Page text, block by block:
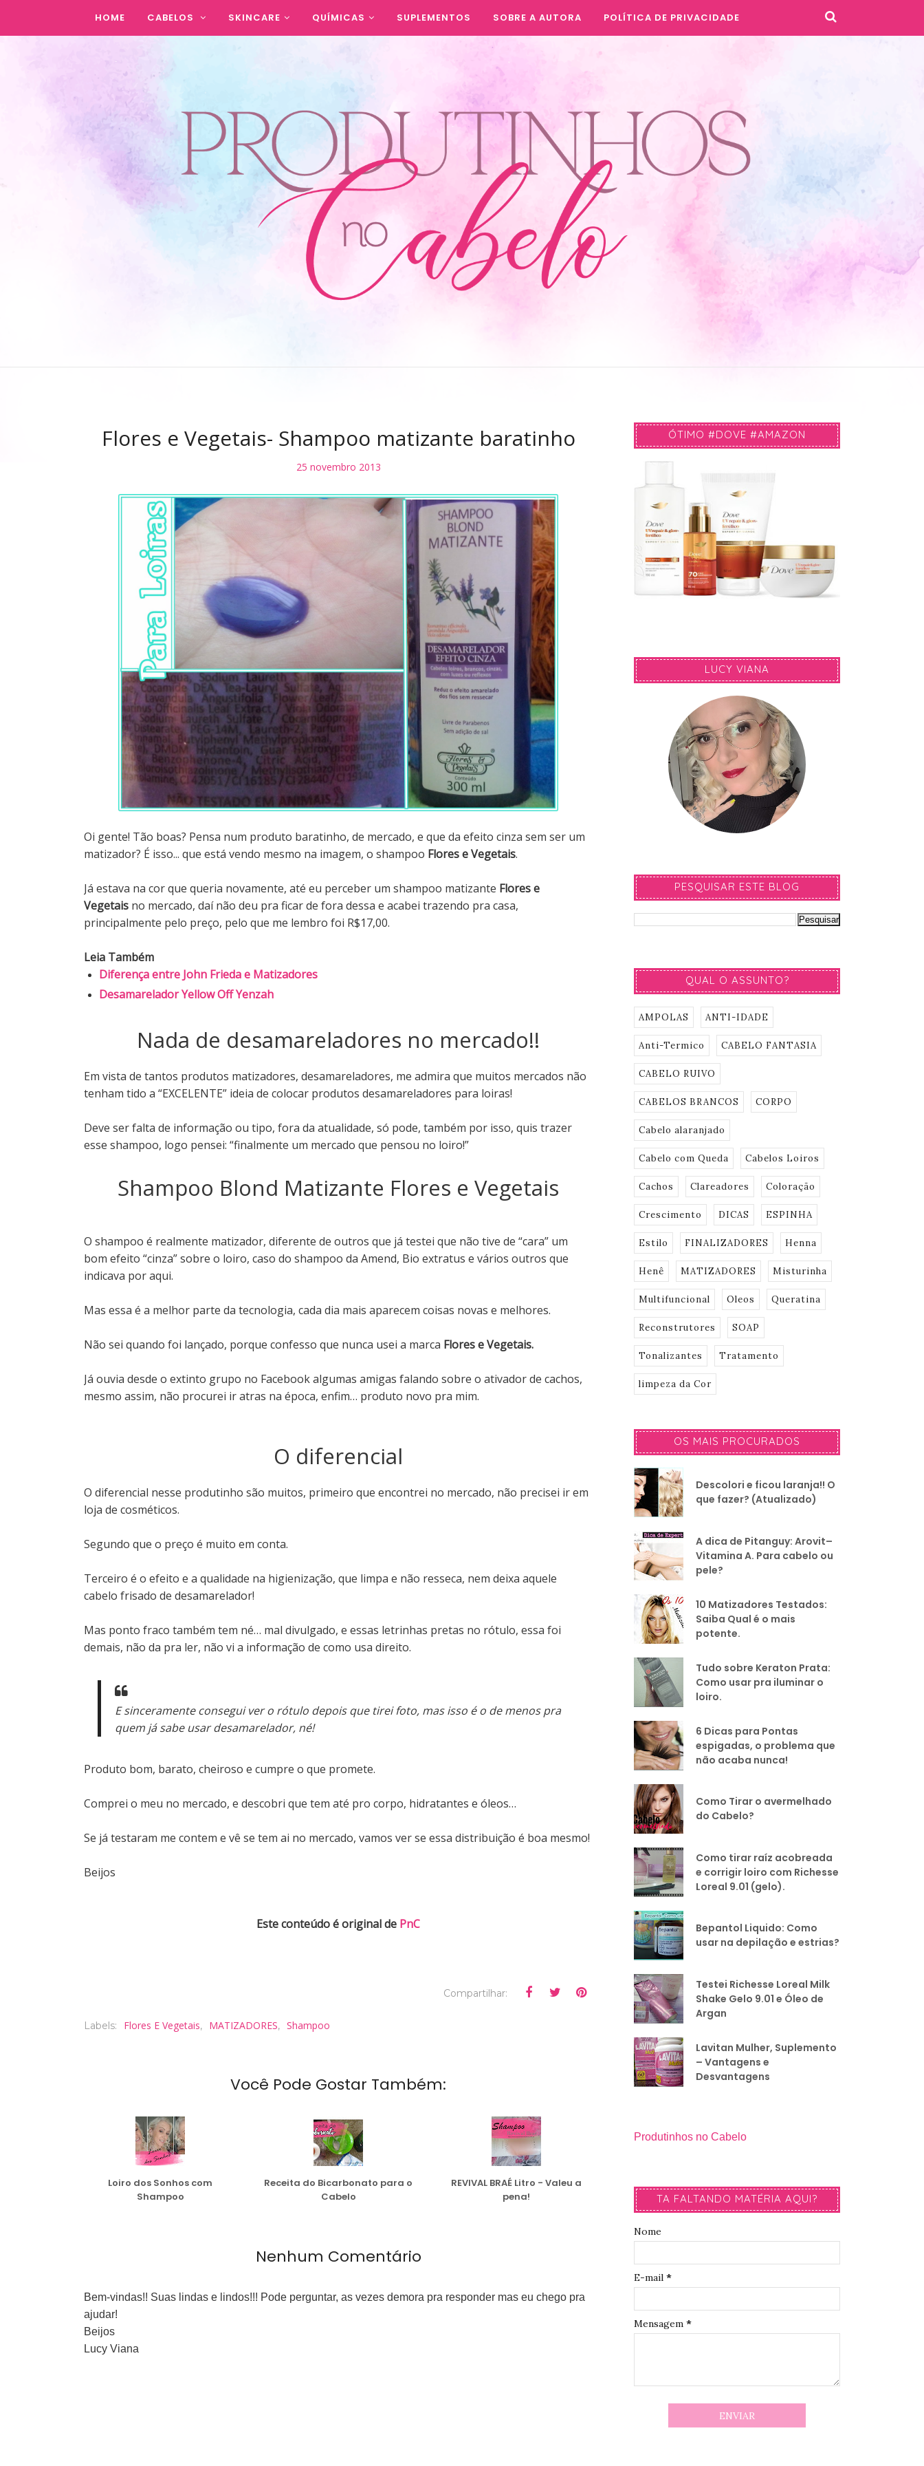
HOME CABELOS SKINCARE QUÍMICAS SUPLEMENTOS SOBRE A AUTORA POLÍTICA DE PRIVACIDADE
Flores e Vegetais- Shampoo matizante baratinho
25 novembro 2013
Oi gente! Tão boas? Pensa num produto baratinho, de mercado, e que da efeito cinza sem ser um
matizador? É isso... que está vendo mesmo na imagem, o shampoo Flores e Vegetais.
Já estava na cor que queria novamente, até eu perceber um shampoo matizante Flores e
Vegetais no mercado, daí não deu pra ficar de fora dessa e acabei trazendo pra casa,
principalmente pelo preço, pelo que me lembro foi R$17,00.
Leia Também
Diferença entre John Frieda e Matizadores
Desamarelador Yellow Off Yenzah
Nada de desamareladores no mercado!!
Em vista de tantos produtos matizadores, desamareladores, me admira que muitos mercados não
tenham tido a “EXCELENTE” ideia de colocar produtos desamareladores para loiras!
Deve ser falta de informação ou tipo, fora da atualidade, só pode, também por isso, quis trazer
esse shampoo, logo pensei: “finalmente um mercado que pensou no loiro!”
Shampoo Blond Matizante Flores e Vegetais
O shampoo é realmente matizador, diferente de outros que já testei que não tive de “cara” um
bom efeito “cinza” sobre o loiro, caso do shampoo da Amend, Bio extratus e vários outros que
indicava por aqui.
Mas essa é a melhor parte da tecnologia, cada dia mais aparecem coisas novas e melhores.
Não sei quando foi lançado, porque confesso que nunca usei a marca Flores e Vegetais.
Já ouvia desde o extinto grupo no Facebook algumas amigas falando sobre o ativador de cachos,
mesmo assim, não procurei ir atras na época, enfim… produto novo pra mim.
O diferencial
O diferencial nesse produtinho são muitos, primeiro que encontrei no mercado, não precisei ir em
loja de cosméticos.
Segundo que o preço é muito em conta.
Terceiro é o efeito e a qualidade na higienização, que limpa e não resseca, nem deixa aquele
cabelo frisado de desamarelador!
Mas ponto fraco também tem né… mal divulgado, e essas letrinhas pretas no rótulo, essa foi
demais, não da pra ler, não vi a informação de como usa direito.
E sinceramente consegui ver o rótulo depois que tirei foto, mas isso é o de menos pra
quem já sabe usar desamarelador, né!
Produto bom, barato, cheiroso e cumpre o que promete.
Comprei o meu no mercado, e descobri que tem até pro corpo, hidratantes e óleos…
Se já testaram me contem e vê se tem ai no mercado, vamos ver se essa distribuição é boa mesmo!
Beijos
Este conteúdo é original de PnC
Compartilhar:
Labels: Flores E Vegetais, MATIZADORES, Shampoo
Você Pode Gostar Também:
Loiro dos Sonhos com
Shampoo
Receita do Bicarbonato para o
Cabelo
REVIVAL BRAÉ Litro - Valeu a
pena!
Nenhum Comentário
Bem-vindas!! Suas lindas e lindos!!! Pode perguntar, as vezes demora pra responder mas eu chego pra
ajudar!
Beijos
Lucy Viana
ÓTIMO #DOVE #AMAZON
LUCY VIANA
PESQUISAR ESTE BLOG
QUAL O ASSUNTO?
AMPOLAS ANTI-IDADE
Anti-Termico CABELO FANTASIA
CABELO RUIVO
CABELOS BRANCOS CORPO
Cabelo alaranjado
Cabelo com Queda Cabelos Loiros
Cachos Clareadores Coloração
Crescimento DICAS ESPINHA
Estilo FINALIZADORES Henna
Henê MATIZADORES Misturinha
Multifuncional Oleos Queratina
Reconstrutores SOAP
Tonalizantes Tratamento
limpeza da Cor
OS MAIS PROCURADOS
Descolori e ficou laranja!! O
que fazer? (Atualizado)
A dica de Pitanguy: Arovit–
Vitamina A. Para cabelo ou
pele?
10 Matizadores Testados:
Saiba Qual é o mais
potente.
Tudo sobre Keraton Prata:
Como usar pra iluminar o
loiro.
6 Dicas para Pontas
espigadas, o problema que
não acaba nunca!
Como Tirar o avermelhado
do Cabelo?
Como tirar raíz acobreada
e corrigir loiro com Richesse
Loreal 9.01 (gelo).
Bepantol Liquido: Como
usar na depilação e estrias?
Testei Richesse Loreal Milk
Shake Gelo 9.01 e Óleo de
Argan
Lavitan Mulher, Suplemento
– Vantagens e
Desvantagens
Produtinhos no Cabelo
TA FALTANDO MATÉRIA AQUI?
Nome
E-mail *
Mensagem *